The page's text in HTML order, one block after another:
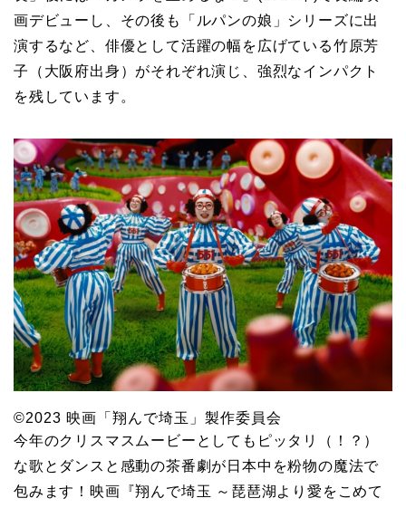
画デビューし、その後も「ルパンの娘」シリーズに出
演するなど、俳優として活躍の幅を広げている竹原芳
子（大阪府出身）がそれぞれ演じ、強烈なインパクト
を残しています。
©2023 映画「翔んで埼玉」製作委員会
今年のクリスマスムービーとしてもピッタリ（！？）
な歌とダンスと感動の茶番劇が日本中を粉物の魔法で
包みます！映画『翔んで埼玉 ～琵琶湖より愛をこめて